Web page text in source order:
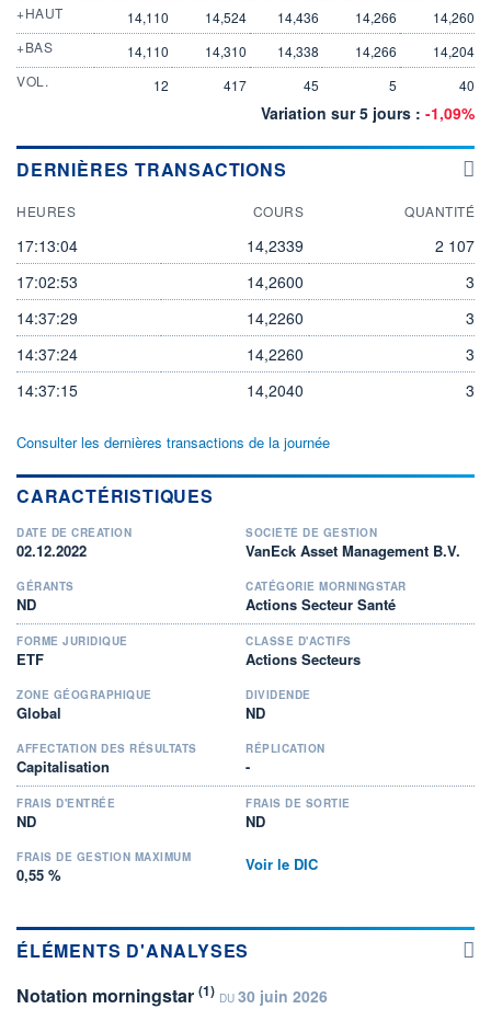
+HAUT
14,110 14,524 14,436 14,266
14,260
+BAS
14,110 14,310 14,338 14,266
14,204
VOL.
12 417 45 5 40
Variation sur 5 jours : -1,09%
DERNIÈRES TRANSACTIONS
HEURES COURS QUANTITÉ
17:13:04 14,2339
2 107
17:02:53
14,2600
3
14:37:29
14,2260
3
14:37:24
14,2260
3
14:37:15
14,2040 3
Consulter les dernières transactions de la journée
CARACTÉRISTIQUES
DATE DE CRÉATION
02.12.2022
SOCIÉTÉ DE GESTION
VanEck Asset Management B.V.
GÉRANTS
ND
CATÉGORIE MORNINGSTAR
Actions Secteur Santé
FORME JURIDIQUE
ETF
CLASSE D'ACTIFS
Actions Secteurs
ZONE GÉOGRAPHIQUE
Global
DIVIDENDE
ND
AFFECTATION DES RÉSULTATS
Capitalisation
RÉPLICATION
-
FRAIS D'ENTRÉE
ND
FRAIS DE SORTIE
ND
FRAIS DE GESTION MAXIMUM
0,55 %
Voir le DIC
ÉLÉMENTS D'ANALYSES
Notation morningstar (1) DU 30 juin 2026